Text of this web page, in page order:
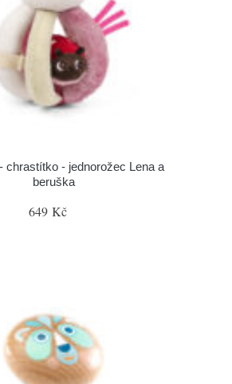
chrastítko - jednorožec Lena a
beruška
649 Kč